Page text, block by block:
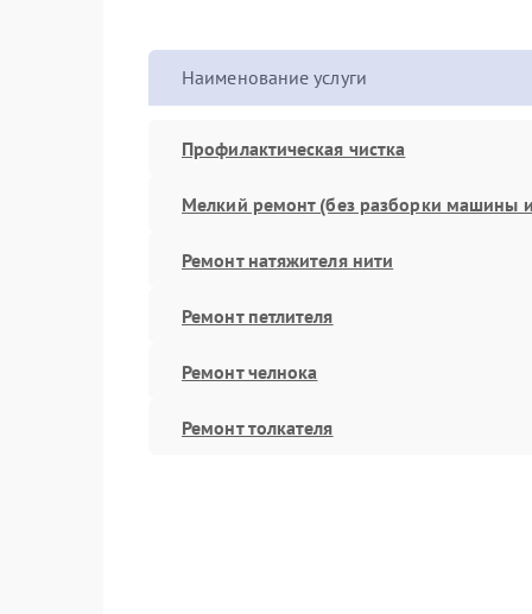
Наименование услуги
Профилактическая чистка
Мелкий ремонт (без разборки машины
Ремонт натяжителя нити
Ремонт петлителя
Ремонт челнока
Ремонт толкателя